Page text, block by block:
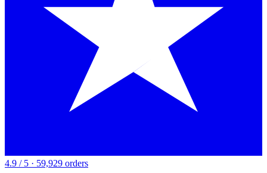
4.9 / 5 · 59,929 orders